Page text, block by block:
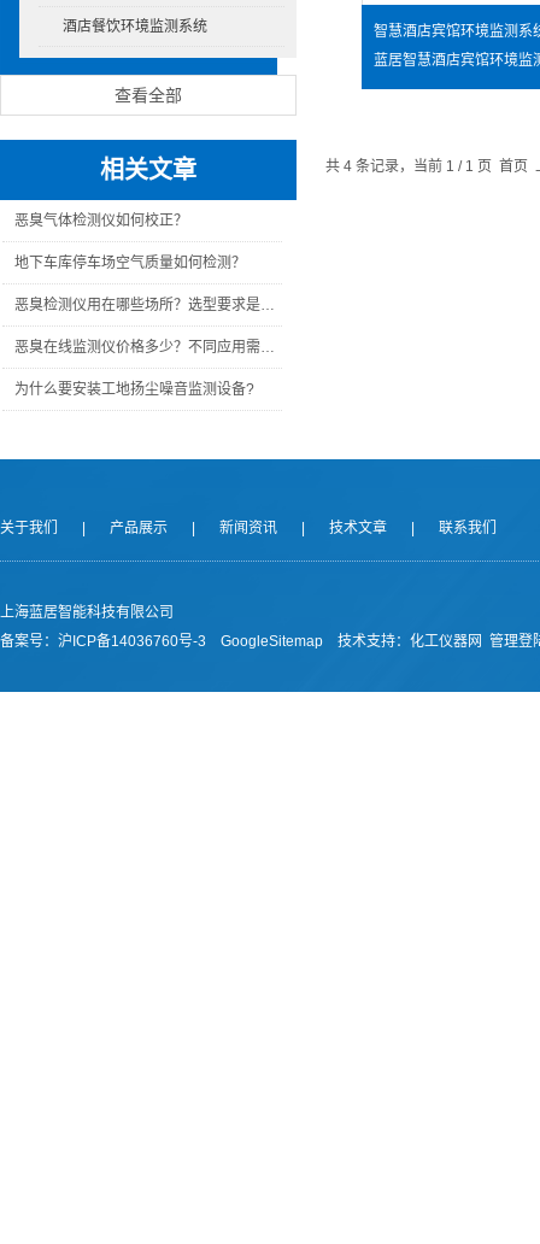
酒店餐饮环境监测系统
查看全部
相关文章
恶臭气体检测仪如何校正？
地下车库停车场空气质量如何检测？
恶臭检测仪用在哪些场所？选型要求是什么？
恶臭在线监测仪价格多少？不同应用需求价格大有差别
为什么要安装工地扬尘噪音监测设备?
智慧酒店宾馆环境监测系
共 4 条记录，当前 1 / 1 页 首
关于我们 产品展示 新闻资讯 技术文章 联系我们
上海蓝居智能科技有限公司
备案号： 沪ICP备14036760号-3 GoogleSitemap 技术支持： 化工仪器网 管理登